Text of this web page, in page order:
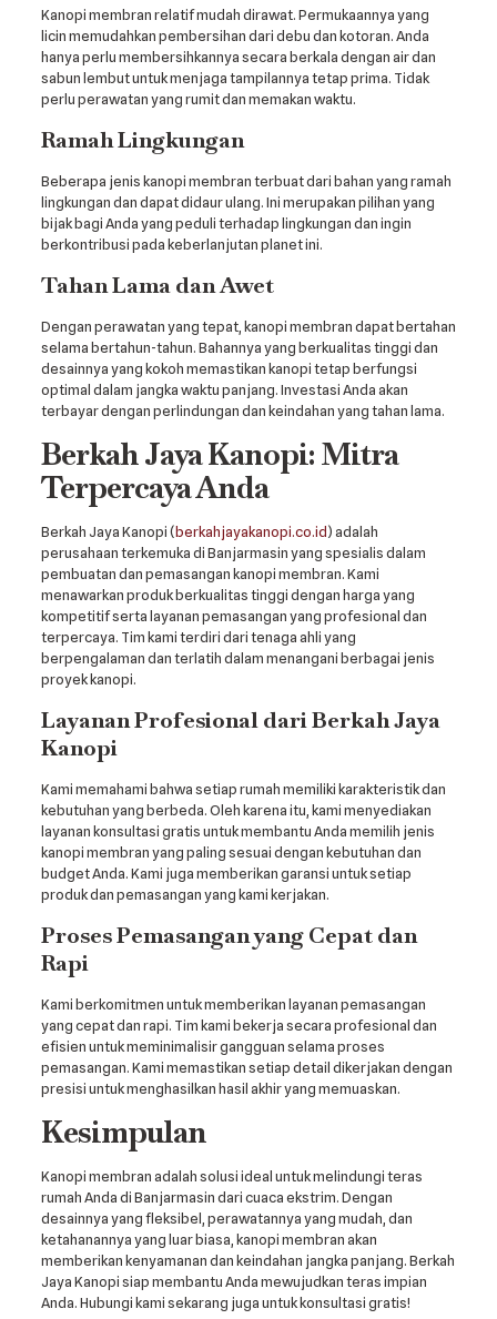
Kanopi membran relatif mudah dirawat. Permukaannya yang
licin memudahkan pembersihan dari debu dan kotoran. Anda
hanya perlu membersihkannya secara berkala dengan air dan
sabun lembut untuk menjaga tampilannya tetap prima. Tidak
perlu perawatan yang rumit dan memakan waktu.
Ramah Lingkungan
Beberapa jenis kanopi membran terbuat dari bahan yang ramah
lingkungan dan dapat didaur ulang. Ini merupakan pilihan yang
bijak bagi Anda yang peduli terhadap lingkungan dan ingin
berkontribusi pada keberlanjutan planet ini.
Tahan Lama dan Awet
Dengan perawatan yang tepat, kanopi membran dapat bertahan
selama bertahun-tahun. Bahannya yang berkualitas tinggi dan
desainnya yang kokoh memastikan kanopi tetap berfungsi
optimal dalam jangka waktu panjang. Investasi Anda akan
terbayar dengan perlindungan dan keindahan yang tahan lama.
Berkah Jaya Kanopi: Mitra
Terpercaya Anda
Berkah Jaya Kanopi (berkahjayakanopi.co.id) adalah
perusahaan terkemuka di Banjarmasin yang spesialis dalam
pembuatan dan pemasangan kanopi membran. Kami
menawarkan produk berkualitas tinggi dengan harga yang
kompetitif serta layanan pemasangan yang profesional dan
terpercaya. Tim kami terdiri dari tenaga ahli yang
berpengalaman dan terlatih dalam menangani berbagai jenis
proyek kanopi.
Layanan Profesional dari Berkah Jaya
Kanopi
Kami memahami bahwa setiap rumah memiliki karakteristik dan
kebutuhan yang berbeda. Oleh karena itu, kami menyediakan
layanan konsultasi gratis untuk membantu Anda memilih jenis
kanopi membran yang paling sesuai dengan kebutuhan dan
budget Anda. Kami juga memberikan garansi untuk setiap
produk dan pemasangan yang kami kerjakan.
Proses Pemasangan yang Cepat dan
Rapi
Kami berkomitmen untuk memberikan layanan pemasangan
yang cepat dan rapi. Tim kami bekerja secara profesional dan
efisien untuk meminimalisir gangguan selama proses
pemasangan. Kami memastikan setiap detail dikerjakan dengan
presisi untuk menghasilkan hasil akhir yang memuaskan.
Kesimpulan
Kanopi membran adalah solusi ideal untuk melindungi teras
rumah Anda di Banjarmasin dari cuaca ekstrim. Dengan
desainnya yang fleksibel, perawatannya yang mudah, dan
ketahanannya yang luar biasa, kanopi membran akan
memberikan kenyamanan dan keindahan jangka panjang. Berkah
Jaya Kanopi siap membantu Anda mewujudkan teras impian
Anda. Hubungi kami sekarang juga untuk konsultasi gratis!